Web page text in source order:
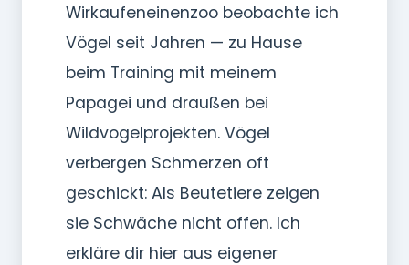
Wirkaufeneinenzoo beobachte ich
Vögel seit Jahren — zu Hause
beim Training mit meinem
Papagei und draußen bei
Wildvogelprojekten. Vögel
verbergen Schmerzen oft
geschickt: Als Beutetiere zeigen
sie Schwäche nicht offen. Ich
erkläre dir hier aus eigener